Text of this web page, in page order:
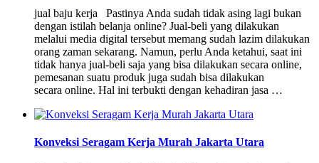
jual baju kerja Pastinya Anda sudah tidak asing lagi bukan
dengan istilah belanja online? Jual-beli yang dilakukan
melalui media digital tersebut memang sudah lazim dilakukan
orang zaman sekarang. Namun, perlu Anda ketahui, saat ini
tidak hanya jual-beli saja yang bisa dilakukan secara online,
pemesanan suatu produk juga sudah bisa dilakukan
secara online. Hal ini terbukti dengan kehadiran jasa …
Konveksi Seragam Kerja Murah Jakarta Utara